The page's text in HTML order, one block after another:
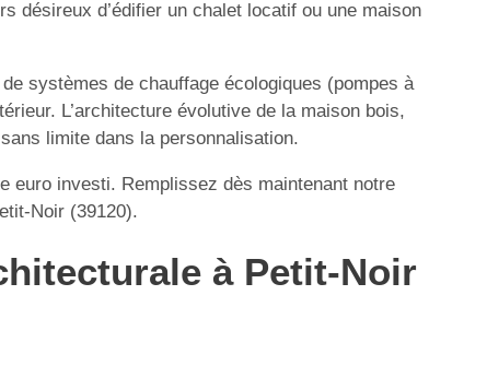
désireux d’édifier un chalet locatif ou une maison
systèmes de chauffage écologiques (pompes à
L’architecture évolutive de la maison bois,
limite dans la personnalisation.
euro investi. Remplissez dès maintenant notre
Noir (39120).
à Petit-Noir